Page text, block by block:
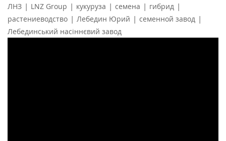
ЛНЗ | LNZ Group | кукуруза | семена | гибрид |
растениеводство | Лебедин Юрий | семенной завод |
Лебединський насіннєвий завод